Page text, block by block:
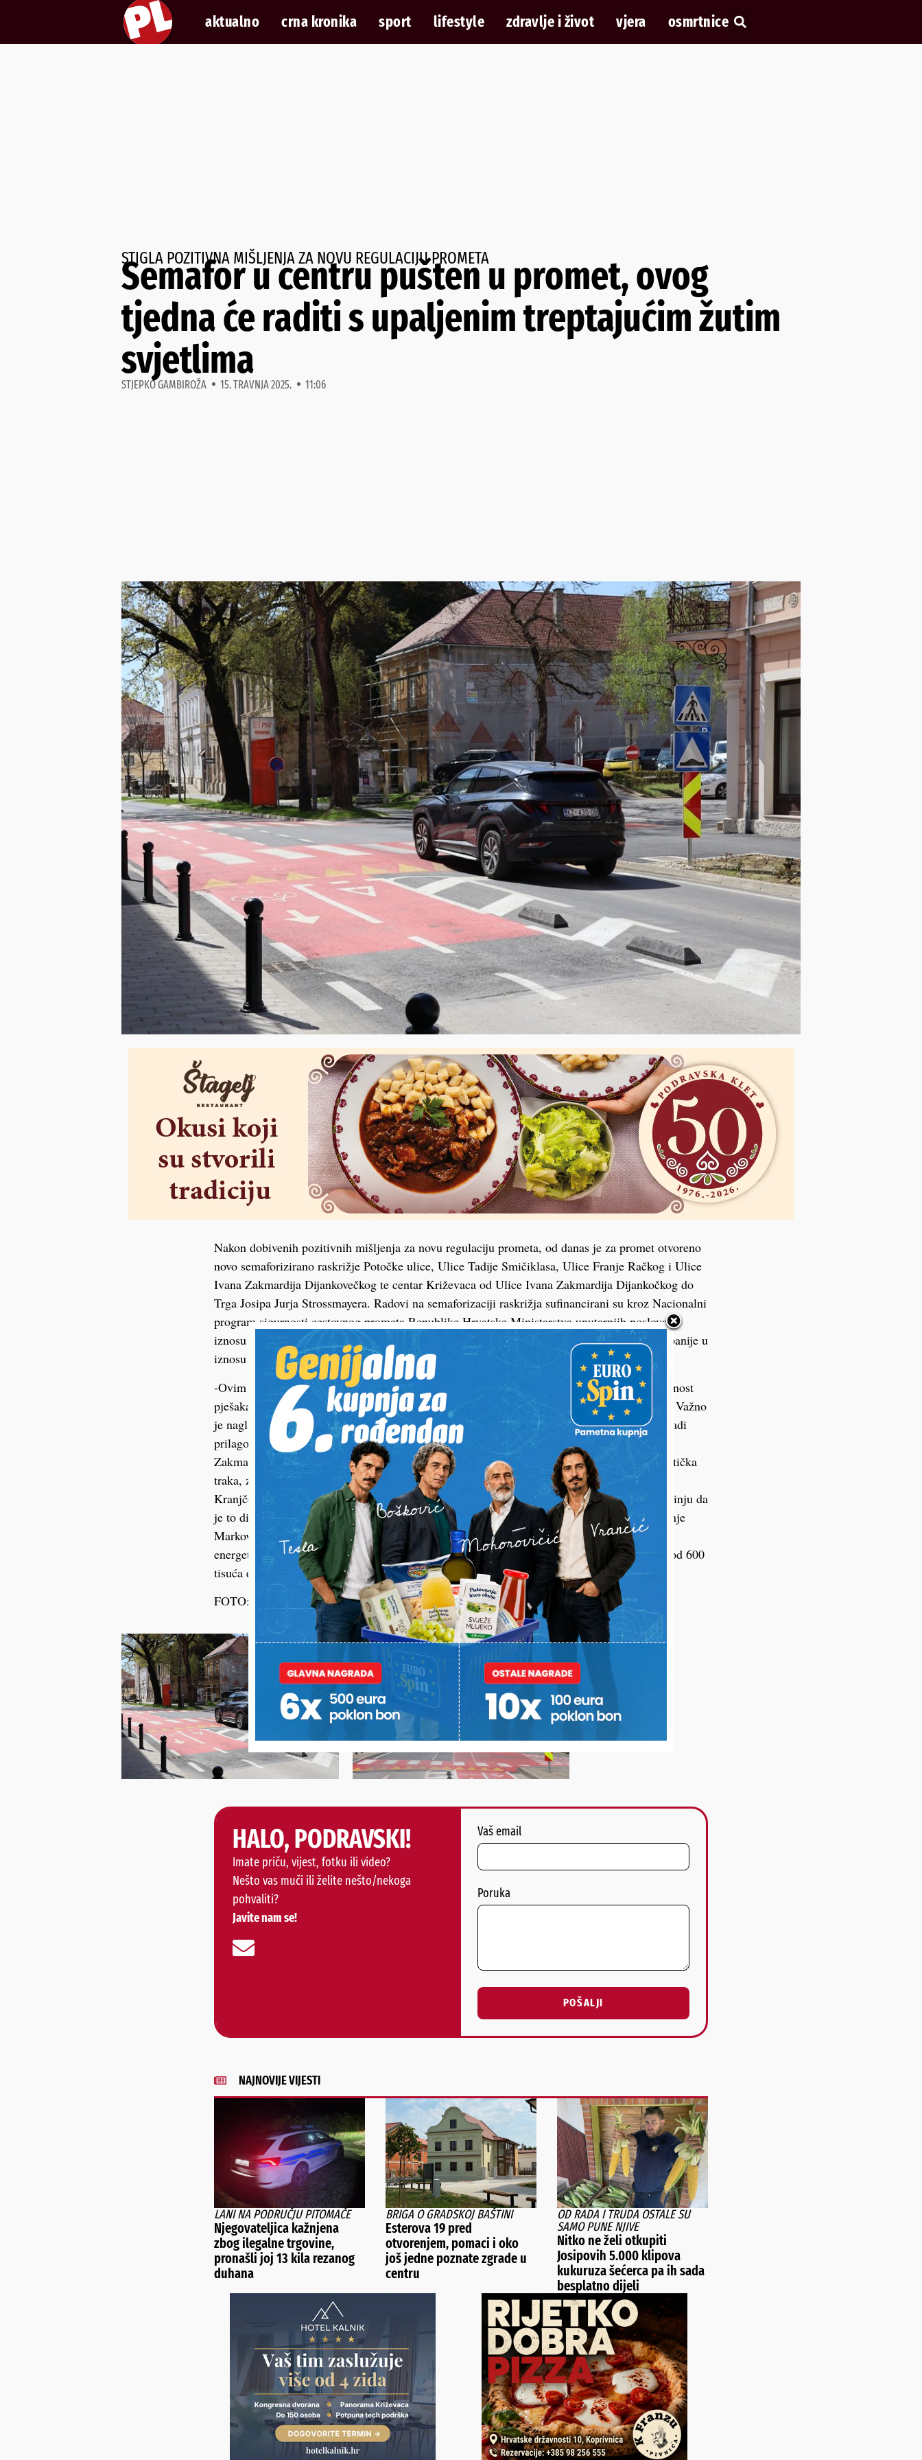
aktualno crna kronika sport lifestyle zdravlje i život vjera osmrtnice
STIGLA POZITIVNA MIŠLJENJA ZA NOVU REGULACIJU PROMETA
Semafor u centru pušten u promet, ovog
tjedna će raditi s upaljenim treptajućim žutim
svjetlima
STJEPKO GAMBIROŽA 15. TRAVNJA 2025. 11:06
Nakon dobivenih pozitivnih mišljenja za novu regulaciju prometa, od danas je za promet otvoreno
novo semaforizirano raskrižje Potočke ulice, Ulice Tadije Smičiklasa, Ulice Franje Račkog i Ulice
Ivana Zakmardija Dijankovečkog te centar Križevaca od Ulice Ivana Zakmardija Dijankočkog do
Trga Josipa Jurja Strossmayera. Radovi na semaforizaciji raskrižja sufinancirani su kroz Nacionalni
program sigurnosti cestovnog prometa Republike Hrvatske Ministarstva unutarnjih poslova u
iznosu od 51 tisuću eura, sredstvima Županijske uprave za ceste Koprivničko-križevačke županije u
iznosu od 18 tisuća eura te sredstvima Grada Križevaca u iznosu od 44 tisuće eura.
-Ovim radovima riješeno je još jedno opasno raskrižje u gradu i značajno unaprijeđena sigurnost
pješaka, prvenstveno brojne djece koja pohađaju obližnju Osnovnu školu Ljudevita Modeca. Važno
je naglasiti da će prvih tjedan dana semafori raditi s upaljenim treptajućim žutim svijetlom radi
prilagodbe vozača sukladno pravilnicima. Što se tiče centra grada, na potezu od Ulice Ivana
Zakmardija Dijankovečkog do Trga Josipa Jurja Strossmayera izgrađena je obostrana biciklistička
traka, zamijenjeni dotrajali rubnjaci te uzdignuta raskrižja na Trgu A. Nemčića i Trgu S. S.
Kranjčevića kako bi se usporio promet i zaštitili pješaci – ističu iz Grada Križevaca i napominju da
je to dio projekta izgradnje biciklističke infrastrukture u Ulici kralja Tomislava i u Ulici Franje
Markovića duge 3,65 kilometara koji je sufinanciran sredstvima Fonda za zaštitu okoliša i
energetsku učinkovitost u iznosu od 318 tisuća eura i sredstvima Grada Križevaca u iznosu od 600
tisuća eura.
FOTO: Grad Križevci
HALO, PODRAVSKI!
Imate priču, vijest, fotku ili video?
Nešto vas muči ili želite nešto/nekoga
pohvaliti?
Javite nam se!
Vaš email
Poruka
POŠALJI
NAJNOVIJE VIJESTI
LANI NA PODRUČJU PITOMAČE
Njegovateljica kažnjena
zbog ilegalne trgovine,
pronašli joj 13 kila rezanog
duhana
BRIGA O GRADSKOJ BAŠTINI
Esterova 19 pred
otvorenjem, pomaci i oko
još jedne poznate zgrade u
centru
OD RADA I TRUDA OSTALE SU
SAMO PUNE NJIVE
Nitko ne želi otkupiti
Josipovih 5.000 klipova
kukuruza šećerca pa ih sada
besplatno dijeli